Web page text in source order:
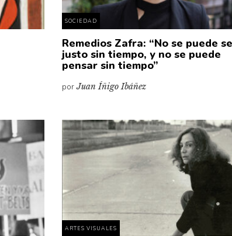
SOCIEDAD
Remedios Zafra: “No se puede
justo sin tiempo, y no se puede
pensar sin tiempo”
porJuan Íñigo Ibáñez
ARTES VISUALES